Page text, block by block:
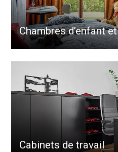
Chambres d’enfant
Cabinets de travail